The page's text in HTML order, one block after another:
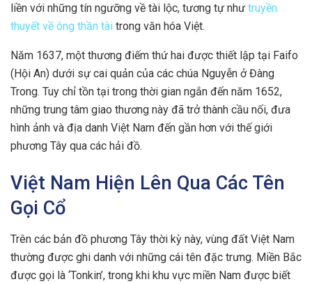
liền với những tín ngưỡng về tài lộc, tương tự như truyền
thuyết về ông thần tài trong văn hóa Việt.
Năm 1637, một thương điếm thứ hai được thiết lập tại Faifo
(Hội An) dưới sự cai quản của các chúa Nguyễn ở Đàng
Trong. Tuy chỉ tồn tại trong thời gian ngắn đến năm 1652,
những trung tâm giao thương này đã trở thành cầu nối, đưa
hình ảnh và địa danh Việt Nam đến gần hơn với thế giới
phương Tây qua các hải đồ.
Việt Nam Hiện Lên Qua Các Tên
Gọi Cổ
Trên các bản đồ phương Tây thời kỳ này, vùng đất Việt Nam
thường được ghi danh với những cái tên đặc trưng. Miền Bắc
được gọi là ‘Tonkin’, trong khi khu vực miền Nam được biết